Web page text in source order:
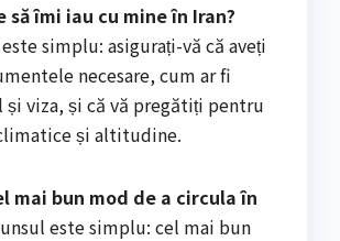
să îmi iau cu mine în Iran?
simplu: asigurați-vă că aveți
necesare, cum ar fi
și viza, și că vă pregătiți pentru
și altitudine.
mai bun mod de a circula în
este simplu: cel mai bun